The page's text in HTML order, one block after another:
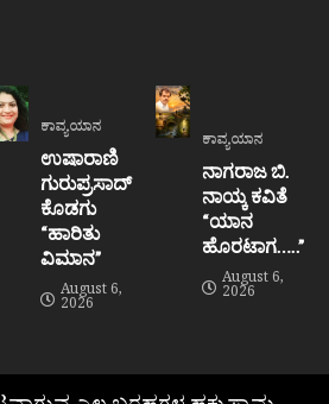
ಕಾವ್ಯಯಾನ
ಉಷಾರಾಣಿ
ಗುರುಪ್ರಸಾದ್
ಕೊಡಗು
“ಹಾರಿತು
ವಿಮಾನ”
August 6,
2026
ಕಾವ್ಯಯಾನ
ನಾಗರಾಜ ಬಿ.
ನಾಯ್ಕ ಕವಿತೆ
“ಯಾನ
ಹೊರಟಾಗ…..”
August 6,
2026